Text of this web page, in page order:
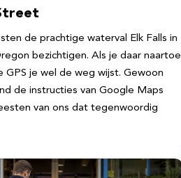
de prachtige waterval Elk Falls in
bezichtigen. Als je daar naartoe
GPS je wel de weg wijst. Gewoon
de instructies van Google Maps
van ons dat tegenwoordig